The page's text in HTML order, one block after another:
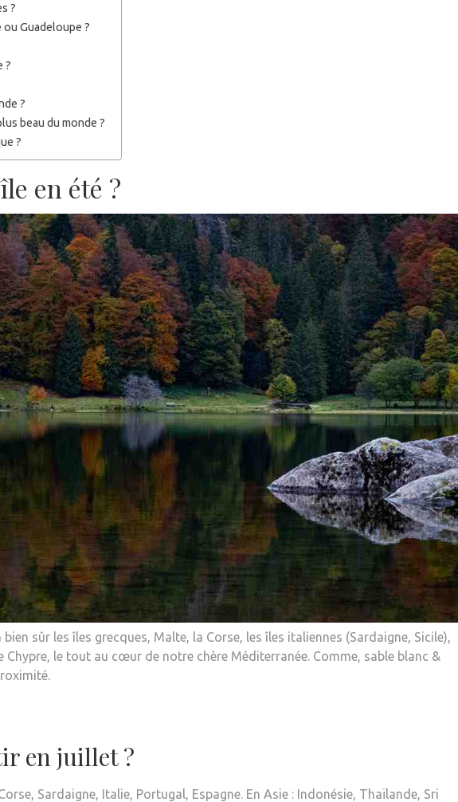
?
Guadeloupe ?
?
?
beau du monde ?
?
en été ?
sûr les îles grecques, Malte, la Corse, les îles italiennes (Sardaigne, Sicile),
Chypre, le tout au cœur de notre chère Méditerranée. Comme, sable blanc &
en juillet ?
Sardaigne, Italie, Portugal, Espagne. En Asie : Indonésie, Thaïlande, Sri